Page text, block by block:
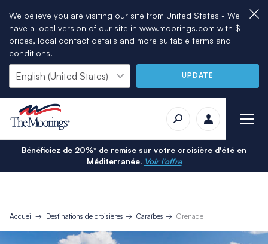
We believe you are visiting our site from United States - We
have a local version of our site in www.moorings.com with $
prices, local contact details and more suitable terms and
conditions.
UPDATE
Bénéficiez de 20%* de remise sur votre croisière d'été en
Méditerranée. Voir l'offre
Accueil Destinations de croisières Caraïbes Grenade